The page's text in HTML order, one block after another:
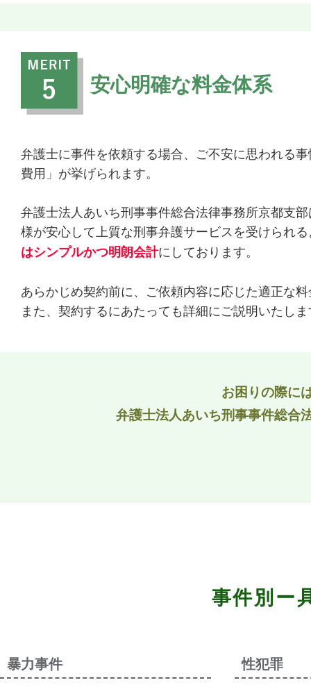
安心明確な料金体系
弁護士に事件を依頼する場合、ご不安に思われる
費用」が挙げられます。
弁護士法人あいち刑事事件総合法律事務所京都支
様が安心して上質な刑事弁護サービスを受けられ
はシンプルかつ明朗会計にしております。
あらかじめ契約前に、ご依頼内容に応じた適正な
また、契約するにあたっても詳細にご説明いたし
お困りの際に
弁護士法人あいち刑事事件総合
事件別ー
暴力事件 性犯罪